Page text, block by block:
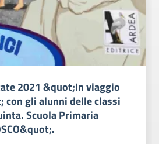
2021 &quot;In viaggio
con gli alunni delle classi
Scuola Primaria